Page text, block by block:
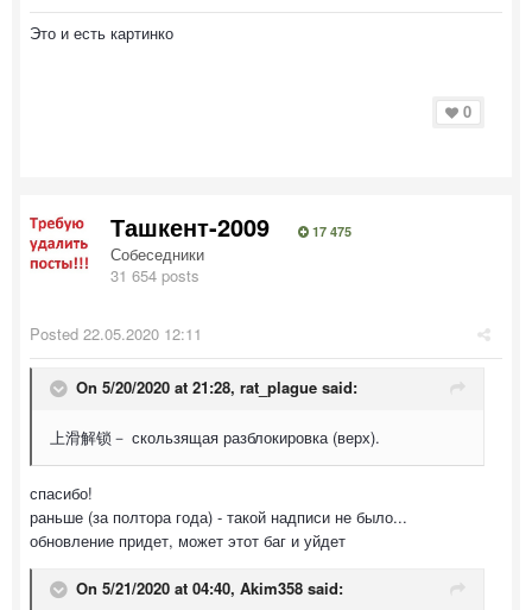
Это и есть картинко
0
Ташкент-2009 17 475
Собеседники
31 654 posts
Posted 22.05.2020 12:11
On 5/20/2020 at 21:28, rat_plague said:
上滑解锁－ скользящая разблокировка (верх).
спасибо!
раньше (за полтора года) - такой надписи не было...
обновление придет, может этот баг и уйдет
On 5/21/2020 at 04:40, Akim358 said: